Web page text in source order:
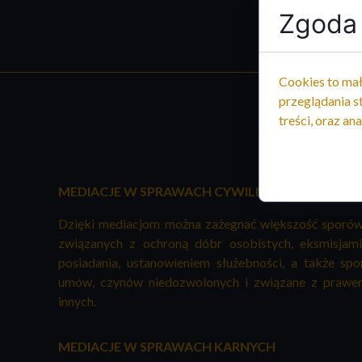
Dzięki mediacjom można zażegnać większość
związanych z ochroną dóbr osobistych,
posiadania, ustanowieniem służebności, a także
umów, czynów niedozwolonych i związane z
innych.
MEDIACJE W SPRAWACH CYWILNYCH
MEDIACJE W SPRAWACH KARNYCH
Cookies to
przeglądania
treści, oraz